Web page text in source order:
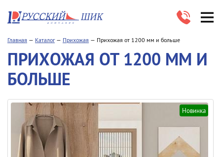
Главная Каталог Прихожая Прихожая от 1200 мм и больше
ПРИХОЖАЯ ОТ 1200 ММ И
БОЛЬШЕ
Новинка